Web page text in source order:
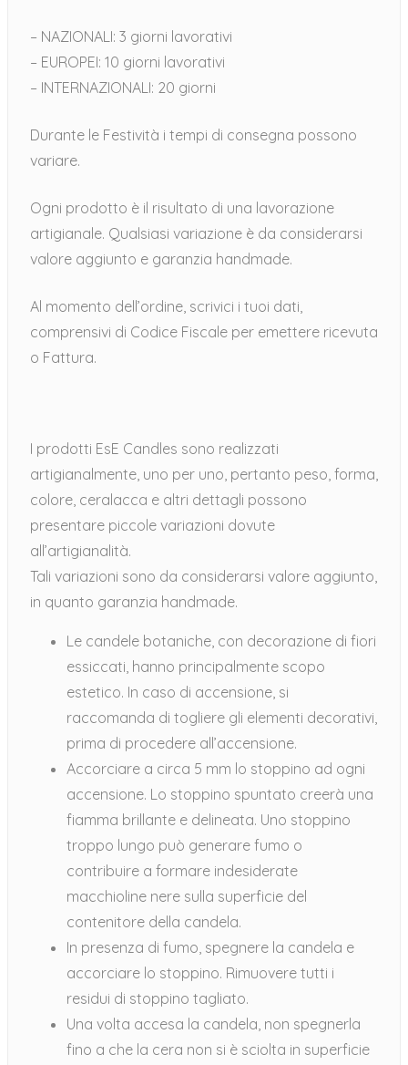
– NAZIONALI: 3 giorni lavorativi
– EUROPEI: 10 giorni lavorativi
– INTERNAZIONALI: 20 giorni
Durante le Festività i tempi di consegna possono
variare.
Ogni prodotto è il risultato di una lavorazione
artigianale. Qualsiasi variazione è da considerarsi
valore aggiunto e garanzia handmade.
Al momento dell’ordine, scrivici i tuoi dati,
comprensivi di Codice Fiscale per emettere ricevuta
o Fattura.
I prodotti EsE Candles sono realizzati
artigianalmente, uno per uno, pertanto peso, forma,
colore, ceralacca e altri dettagli possono
presentare piccole variazioni dovute
all’artigianalità.
Tali variazioni sono da considerarsi valore aggiunto,
in quanto garanzia handmade.
Le candele botaniche, con decorazione di fiori
essiccati, hanno principalmente scopo
estetico. In caso di accensione, si
raccomanda di togliere gli elementi decorativi,
prima di procedere all’accensione.
Accorciare a circa 5 mm lo stoppino ad ogni
accensione. Lo stoppino spuntato creerà una
fiamma brillante e delineata. Uno stoppino
troppo lungo può generare fumo o
contribuire a formare indesiderate
macchioline nere sulla superficie del
contenitore della candela.
In presenza di fumo, spegnere la candela e
accorciare lo stoppino. Rimuovere tutti i
residui di stoppino tagliato.
Una volta accesa la candela, non spegnerla
fino a che la cera non si è sciolta in superficie